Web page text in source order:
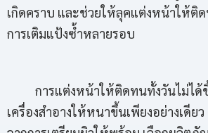
เกิดคราบ และช่วยให้ลุคแต่งหน้าให้ติ
การเติมแป้งซ้ำหลายรอบ
การแต่งหน้าให้ติดทนทั้งวันไม่ได้ขึ้
เครื่องสำอางให้หนาขึ้นเพียงอย่างเดีย